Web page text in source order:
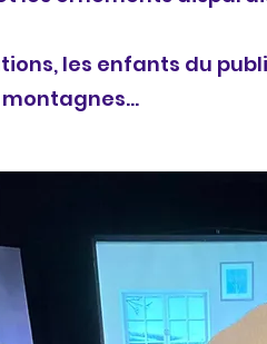
les enfants du